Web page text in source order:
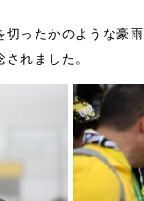
ったかのような豪
れました。